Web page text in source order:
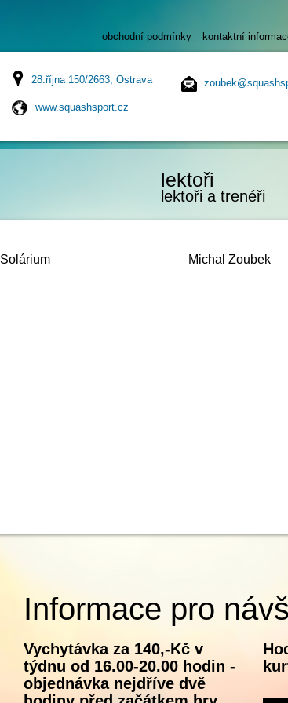
obchodní podmínky kontaktní
28.října 150/2663, Ostrava
www.squashsport.cz
lektoři
lektoři a trenéři
Solárium Michal Zoubek
Informace pro
Vychytávka za 140,-Kč v
týdnu od 16.00-20.00 hodin -
objednávka nejdříve dvě